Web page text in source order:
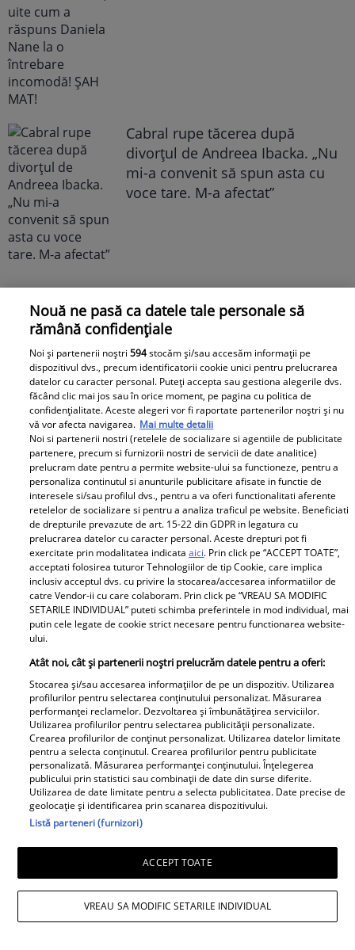
Cabral rupe tăcerea după
divorțul de Andreea Ibacka. „Nu
mi-a convenit să spun asta cu
voce tare. M-a afectat”
Elle
O mai ții minte pe Janine Sârbu?
Cum arată și cu ce se ocupă
acum fosta soție a lui Adrian
Sârbu și unul dintre cele mai
apreciate modele din anii 90. A
fost decorată recent de
Ministerul Culturii din Franța.
Foto
Noi dezvăluiri despre relația
actuală dintre Andreea Popescu
extraconjugală cu antrenorul a
dus la divorțul de Rareș Cojoc,
însă nimeni nu se aștepta la ce
se întâmplă în prezent
Este în culmea fericirii! Vedeta a
devenit mamă pentru a doua
oară și a dezvăluit prima
imagine cu fiul său: „Iubirile
vieții mele” Foto
A1.ro
Poftiți pe la noi: Poftiți la
Nouă ne pasă ca datele tale personale să
rămână confidențiale
Noi și partenerii noștri594stocăm și/sau accesăm informații pe
dispozitivul dvs., precum identificatorii cookie unici pentru prelucrarea
datelor cu caracter personal. Puteți accepta sau gestiona alegerile dvs.
făcând clic mai jos sau în orice moment, pe pagina cu politica de
confidențialitate. Aceste alegeri vor fi raportate partenerilor noștri și nu
vă vor afecta navigarea. Mai multe detalii
Noi si partenerii nostri (retelele de socializare si agentiile de publicitate
partenere, precum si furnizorii nostri de servicii de date analitice)
prelucram date pentru a permite website-ului sa functioneze, pentru a
personaliza continutul si anunturile publicitare afisate in functie de
interesele si/sau profilul dvs., pentru a va oferi functionalitati aferente
retelelor de socializare si pentru a analiza traficul pe website. Beneficiati
de drepturile prevazute de art. 15-22 din GDPR in legatura cu
prelucrarea datelor cu caracter personal. Aceste drepturi pot fi
exercitate prin modalitatea indicataaici. Prin click pe “ACCEPT TOATE”,
acceptati folosirea tuturor Tehnologiilor de tip Cookie, care implica
inclusiv acceptul dvs. cu privire la stocarea/accesarea informatiilor de
catre Vendor-ii cu care colaboram. Prin click pe “VREAU SA MODIFIC
SETARILE INDIVIDUAL” puteti schimba preferintele in mod individual, mai
putin cele legate de cookie strict necesare pentru functionarea website-
ului.
Atât noi, cât și partenerii noștri prelucrăm datele pentru a oferi:
Stocarea și/sau accesarea informațiilor de pe un dispozitiv. Utilizarea
profilurilor pentru selectarea conținutului personalizat. Măsurarea
performanței reclamelor. Dezvoltarea și îmbunătățirea serviciilor.
Utilizarea profilurilor pentru selectarea publicității personalizate.
Crearea profilurilor de conținut personalizat. Utilizarea datelor limitate
pentru a selecta conținutul. Crearea profilurilor pentru publicitate
personalizată. Măsurarea performanței conținutului. Înțelegerea
publicului prin statistici sau combinații de date din surse diferite.
Utilizarea de date limitate pentru a selecta publicitatea. Date precise de
geolocație și identificarea prin scanarea dispozitivului.
Listă parteneri (furnizori)
ACCEPT TOATE
VREAU SA MODIFIC SETARILE INDIVIDUAL